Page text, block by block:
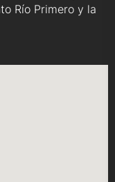
Río Primero y la